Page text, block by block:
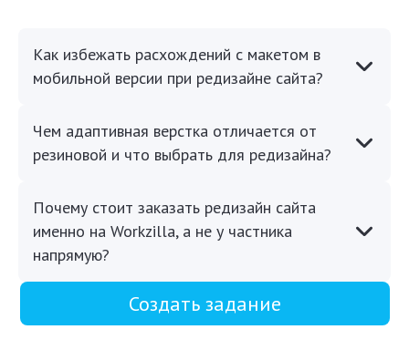
Как избежать расхождений с макетом в
мобильной версии при редизайне сайта?
Чем адаптивная верстка отличается от
резиновой и что выбрать для редизайна?
Почему стоит заказать редизайн сайта
именно на Workzilla, а не у частника
напрямую?
Создать задание